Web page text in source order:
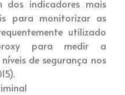
indicadores mais
para monitorizar as
utilizado
para medir a
de segurança nos